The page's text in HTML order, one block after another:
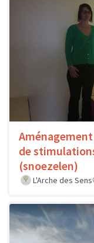
de
(snoezelen)
L'Arche des Sens